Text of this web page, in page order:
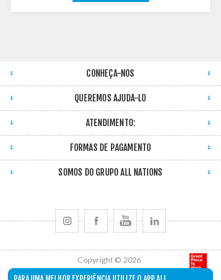
CONHEÇA-NOS
QUEREMOS AJUDÁ-LO
ATENDIMENTO:
FORMAS DE PAGAMENTO
SOMOS DO GRUPO ALL NATIONS
Copyright © 2026
All Nations. Todos